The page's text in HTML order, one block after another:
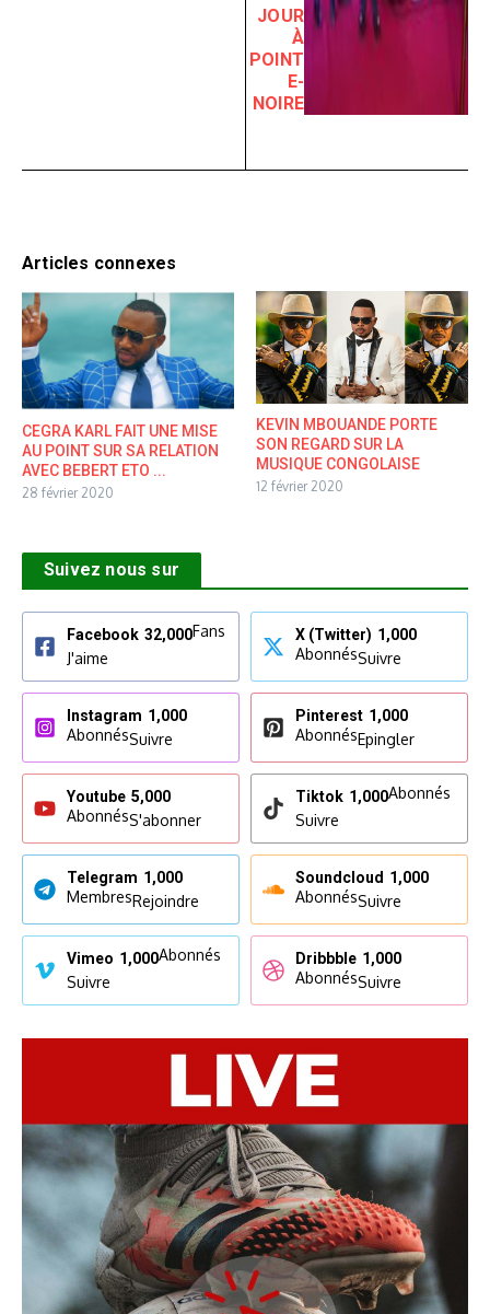
JOUR
À
POINT
E-
NOIRE
Articles connexes
CEGRA KARL FAIT UNE MISE
AU POINT SUR SA RELATION
AVEC BEBERT ETO ...
28 février 2020
KEVIN MBOUANDE PORTE
SON REGARD SUR LA
MUSIQUE CONGOLAISE
12 février 2020
Suivez nous sur
Facebook 32,000Fans
J'aime
X (Twitter) 1,000
AbonnésSuivre
Instagram 1,000
AbonnésSuivre
Pinterest 1,000
AbonnésEpingler
Youtube 5,000
AbonnésS'abonner
Tiktok 1,000Abonnés
Suivre
Telegram 1,000
MembresRejoindre
Soundcloud 1,000
AbonnésSuivre
Vimeo 1,000Abonnés
Suivre
Dribbble 1,000
AbonnésSuivre